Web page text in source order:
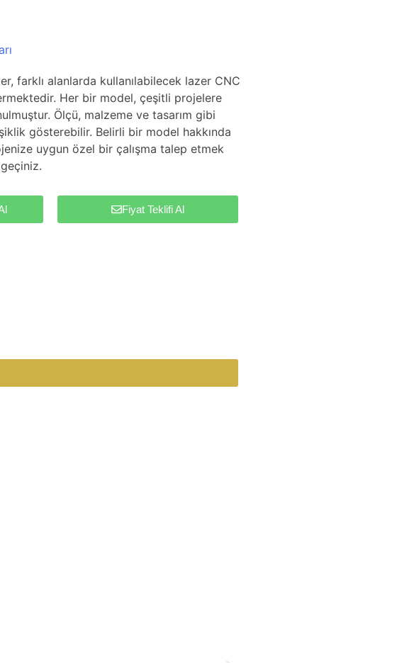
farklı alanlarda kullanılabilecek lazer CNC
Her bir model, çeşitli projelere
Ölçü, malzeme ve tasarım gibi
gösterebilir. Belirli bir model hakkında
uygun özel bir çalışma talep etmek
Fiyat Teklifi Al